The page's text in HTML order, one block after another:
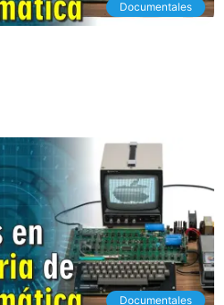
Documentales
Documentales